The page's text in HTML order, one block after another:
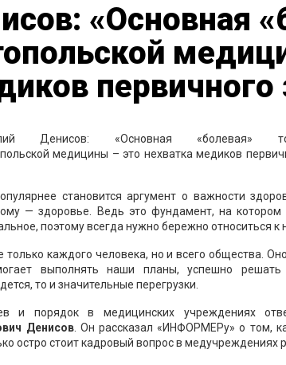
«Основная
первичного
становится аргумент о важности
— здоровье. Ведь это фундамент, на котором
поэтому всегда нужно бережно относиться к
каждого человека, но и всего общества.
выполнять наши планы, успешно
то и значительные перегрузки.
и порядок в медицинских учреждениях
Денисов. Он рассказал «ИНФОРМЕРу» о том,
остро стоит кадровый вопрос в медучреждениях